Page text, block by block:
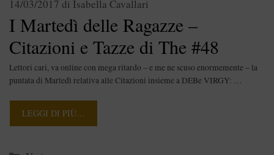
I Martedì delle Ragazze –
Citazioni e Tazze di The #48
14/03/2017 di Isabella Cavallari
Lettori cari, va online con mega ritardo – e me ne scuso enormemente – la
puntata di Martedì relativa alle Citazioni insieme a DEBe VIRGY: …
LEGGI DI PIÙ…